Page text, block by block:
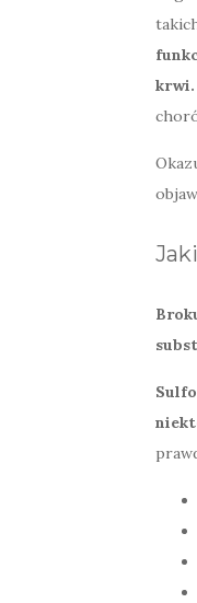
krwi.